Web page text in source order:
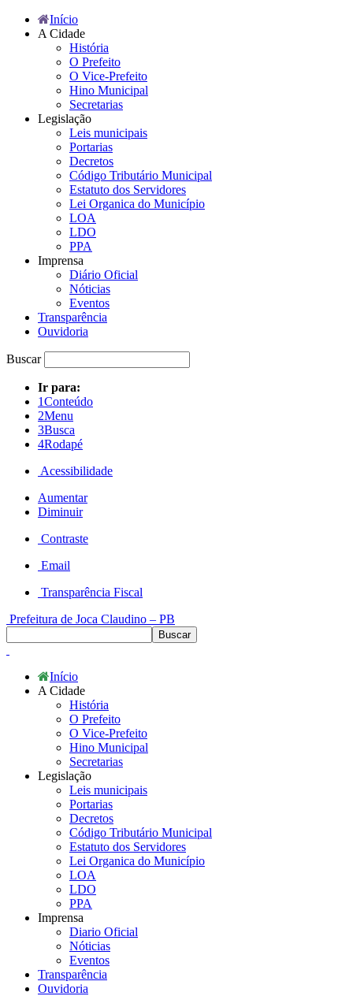
Início
A Cidade
História
O Prefeito
O Vice-Prefeito
Hino Municipal
Secretarias
Legislação
Leis municipais
Portarias
Decretos
Código Tributário Municipal
Estatuto dos Servidores
Lei Organica do Município
LOA
LDO
PPA
Imprensa
Diário Oficial
Nóticias
Eventos
Transparência
Ouvidoria
Buscar
Ir para:
1Conteúdo
2Menu
3Busca
4Rodapé
Acessibilidade
Aumentar
Diminuir
Contraste
Email
Transparência Fiscal
Prefeitura de Joca Claudino – PB
Início
A Cidade
História
O Prefeito
O Vice-Prefeito
Hino Municipal
Secretarias
Legislação
Leis municipais
Portarias
Decretos
Código Tributário Municipal
Estatuto dos Servidores
Lei Organica do Município
LOA
LDO
PPA
Imprensa
Diario Oficial
Nóticias
Eventos
Transparência
Ouvidoria